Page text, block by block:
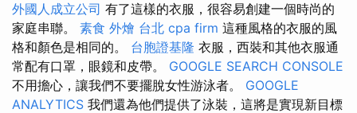
外國人成立公司 有了這樣的衣服，很容易創建一個時尚的
家庭串聯。 素食 外燴 台北 cpa firm 這種風格的衣服的風
格和顏色是相同的。 台胞證基隆 衣服，西裝和其他衣服通
常配有口罩，眼鏡和皮帶。 GOOGLE SEARCH CONSOLE
不用擔心，讓我們不要擺脫女性游泳者。 GOOGLE
ANALYTICS 我們還為他們提供了泳裝，這將是實現新目標